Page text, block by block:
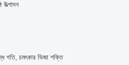
গতি, চমৎকার ভিজা শক্তি